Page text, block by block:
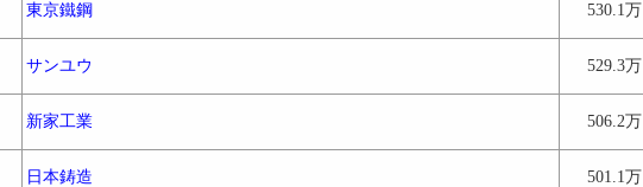
東京鐵鋼 530.1万
サンユウ 529.3万
新家工業 506.2万
日本鋳造 501.1万